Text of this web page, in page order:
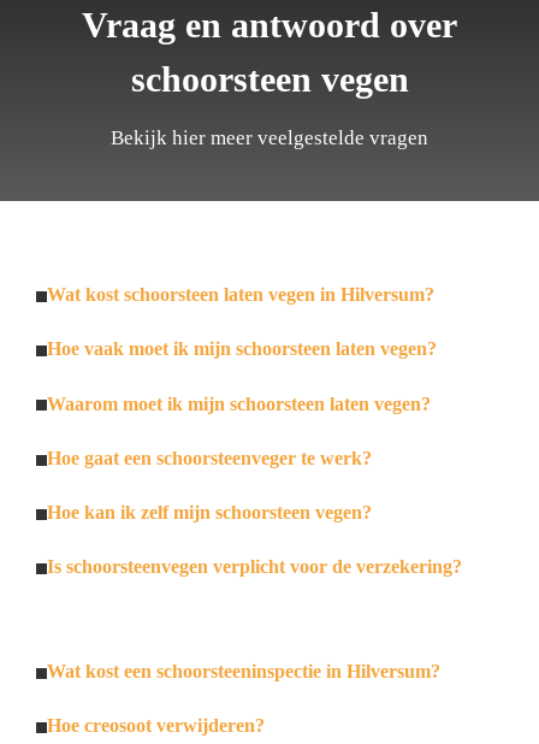
Vraag en antwoord over
schoorsteen vegen
Bekijk hier meer veelgestelde vragen
Wat kost schoorsteen laten vegen in Hilversum?
Hoe vaak moet ik mijn schoorsteen laten vegen?
Waarom moet ik mijn schoorsteen laten vegen?
Hoe gaat een schoorsteenveger te werk?
Hoe kan ik zelf mijn schoorsteen vegen?
Is schoorsteenvegen verplicht voor de verzekering?
Wat kost een schoorsteeninspectie in Hilversum?
Hoe creosoot verwijderen?